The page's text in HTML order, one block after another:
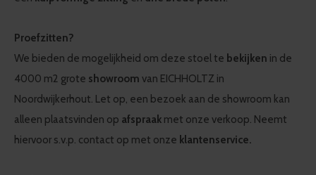
Proefzitten?
We bieden de mogelijkheid om deze stoel te bekijken in de
4000 m2 grote showroom van EICHHOLTZ in
Noordwijkerhout. Let op, een bezoek aan de showroom kan
alleen plaatsvinden op afspraak met onze verkoop. Neemt
hiervoor s.v.p. contact op met onze klantenservice.